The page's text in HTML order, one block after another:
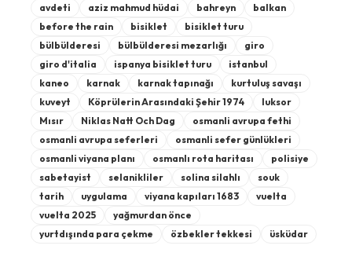
avdeti
aziz mahmud hüdai bahreyn
balkan
before the rain
bisiklet
bisiklet turu
bülbülderesi
bülbülderesi mezarlığı
giro
giro d'italia
ispanya bisiklet turu
istanbul
kaneo
karnak karnak tapınağı
kurtuluş savaşı
kuveyt
Köprülerin Arasındaki Şehir 1974
luksor
Mısır
Niklas Natt Och Dag
osmanli avrupa fethi
osmanli avrupa seferleri
osmanli sefer günlükleri
osmanli viyana planı
osmanlı rota haritası
polisiye
sabetayist
selanikliler solina silahlı
souk
tarih
uygulama viyana kapıları 1683
vuelta
vuelta 2025
yağmurdan önce
yurtdışında para çekme
özbekler tekkesi üsküdar